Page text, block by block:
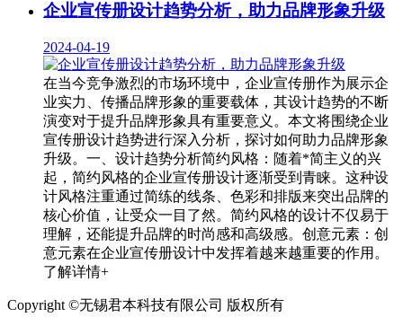
企业宣传册设计趋势分析，助力品牌形象升级
2024-04-19
在当今竞争激烈的市场环境中，企业宣传册作为展示企
业实力、传播品牌形象的重要载体，其设计趋势的不断
演变对于提升品牌形象具有重要意义。本文将围绕企业
宣传册设计趋势进行深入分析，探讨如何助力品牌形象
升级。一、设计趋势分析简约风格：随着*简主义的兴
起，简约风格的企业宣传册设计逐渐受到青睐。这种设
计风格注重通过简练的线条、色彩和排版来突出品牌的
核心价值，让受众一目了然。简约风格的设计不仅易于
理解，还能提升品牌的时尚感和高级感。创意元素：创
意元素在企业宣传册设计中发挥着越来越重要的作用。
了解详情+
Copyright ©无锡君本科技有限公司 版权所有